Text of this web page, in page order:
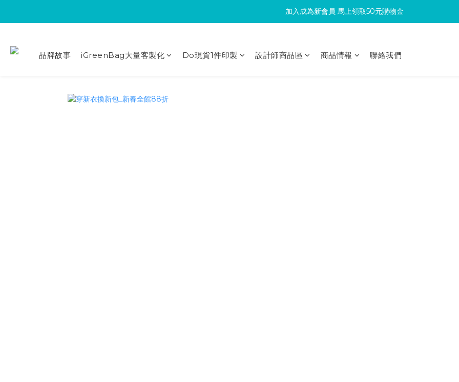
滿300回饋10%購物金
加入成為新會員 馬上領取50元購物金
品牌故事 iGreenBag大量客製化 Do現貨1件印製 設計師商品區 商品情報 聯絡我們